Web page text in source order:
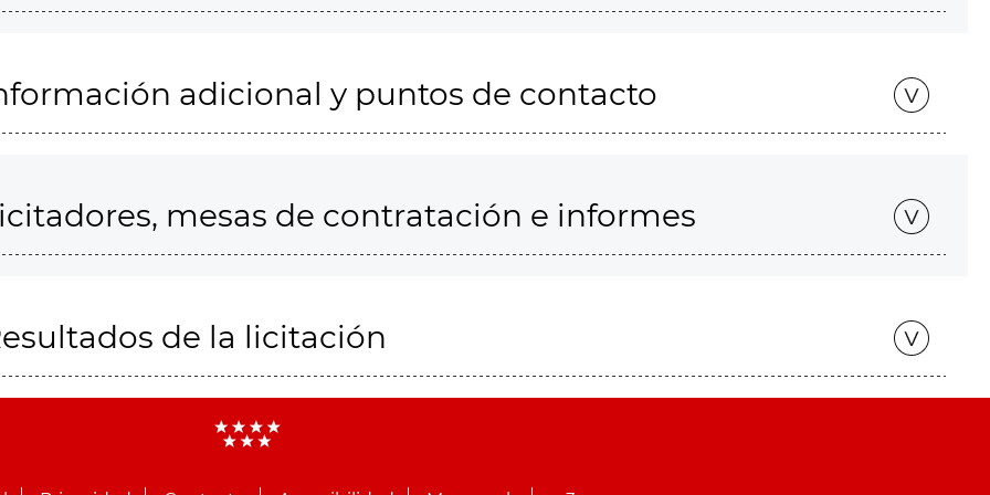
adicional y puntos de contacto
mesas de contratación e informes
de la licitación